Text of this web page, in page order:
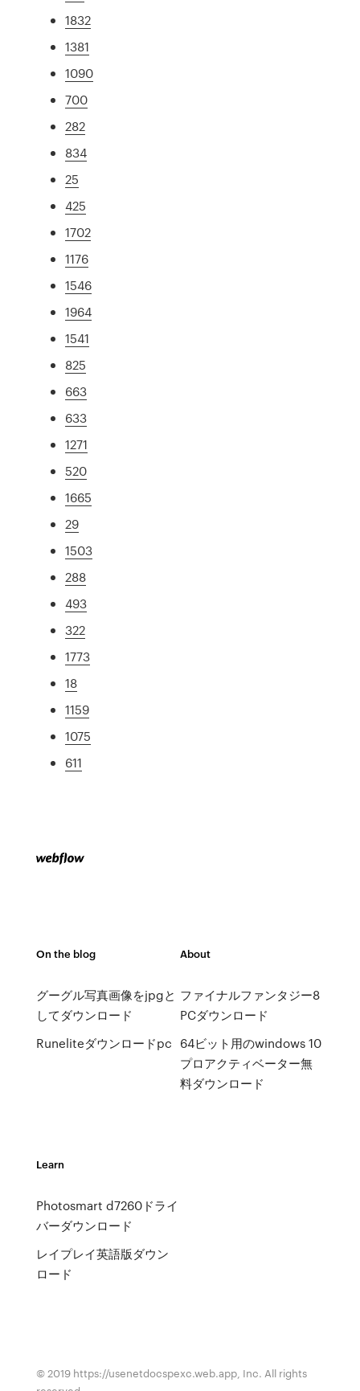
1832
1381
1090
700
282
834
25
425
1702
1176
1546
1964
1541
825
663
633
1271
520
1665
29
1503
288
493
322
1773
18
1159
1075
611
On the blog
グーグル写真画像をjpgと
してダウンロード
Runeliteダウンロードpc
About
ファイナルファンタジー8
PCダウンロード
64ビット用のwindows 10
プロアクティベーター無
料ダウンロード
Learn
Photosmart d7260ドライ
バーダウンロード
レイプレイ英語版ダウン
ロード
© 2019 https://usenetdocspexc.web.app, Inc. All rights